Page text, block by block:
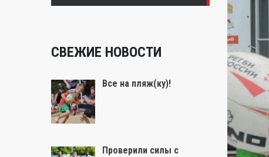
СВЕЖИЕ НОВОСТИ
Все на пляж(ку)!
Проверили силы с